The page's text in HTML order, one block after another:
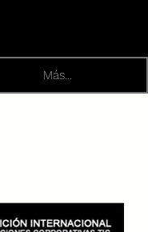
Más...